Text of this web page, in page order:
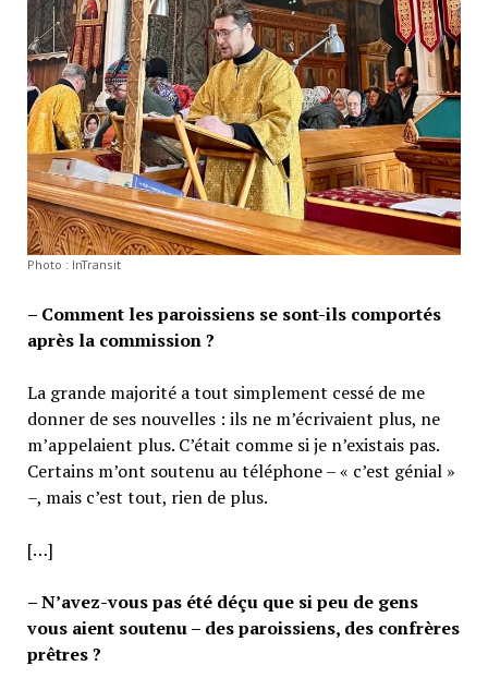
Photo : InTransit
– Comment les paroissiens se sont-ils comportés
après la commission ?
La grande majorité a tout simplement cessé de me
donner de ses nouvelles : ils ne m’écrivaient plus, ne
m’appelaient plus. C’était comme si je n’existais pas.
Certains m’ont soutenu au téléphone – « c’est génial »
–, mais c’est tout, rien de plus.
[…]
– N’avez-vous pas été déçu que si peu de gens
vous aient soutenu – des paroissiens, des confrères
prêtres ?